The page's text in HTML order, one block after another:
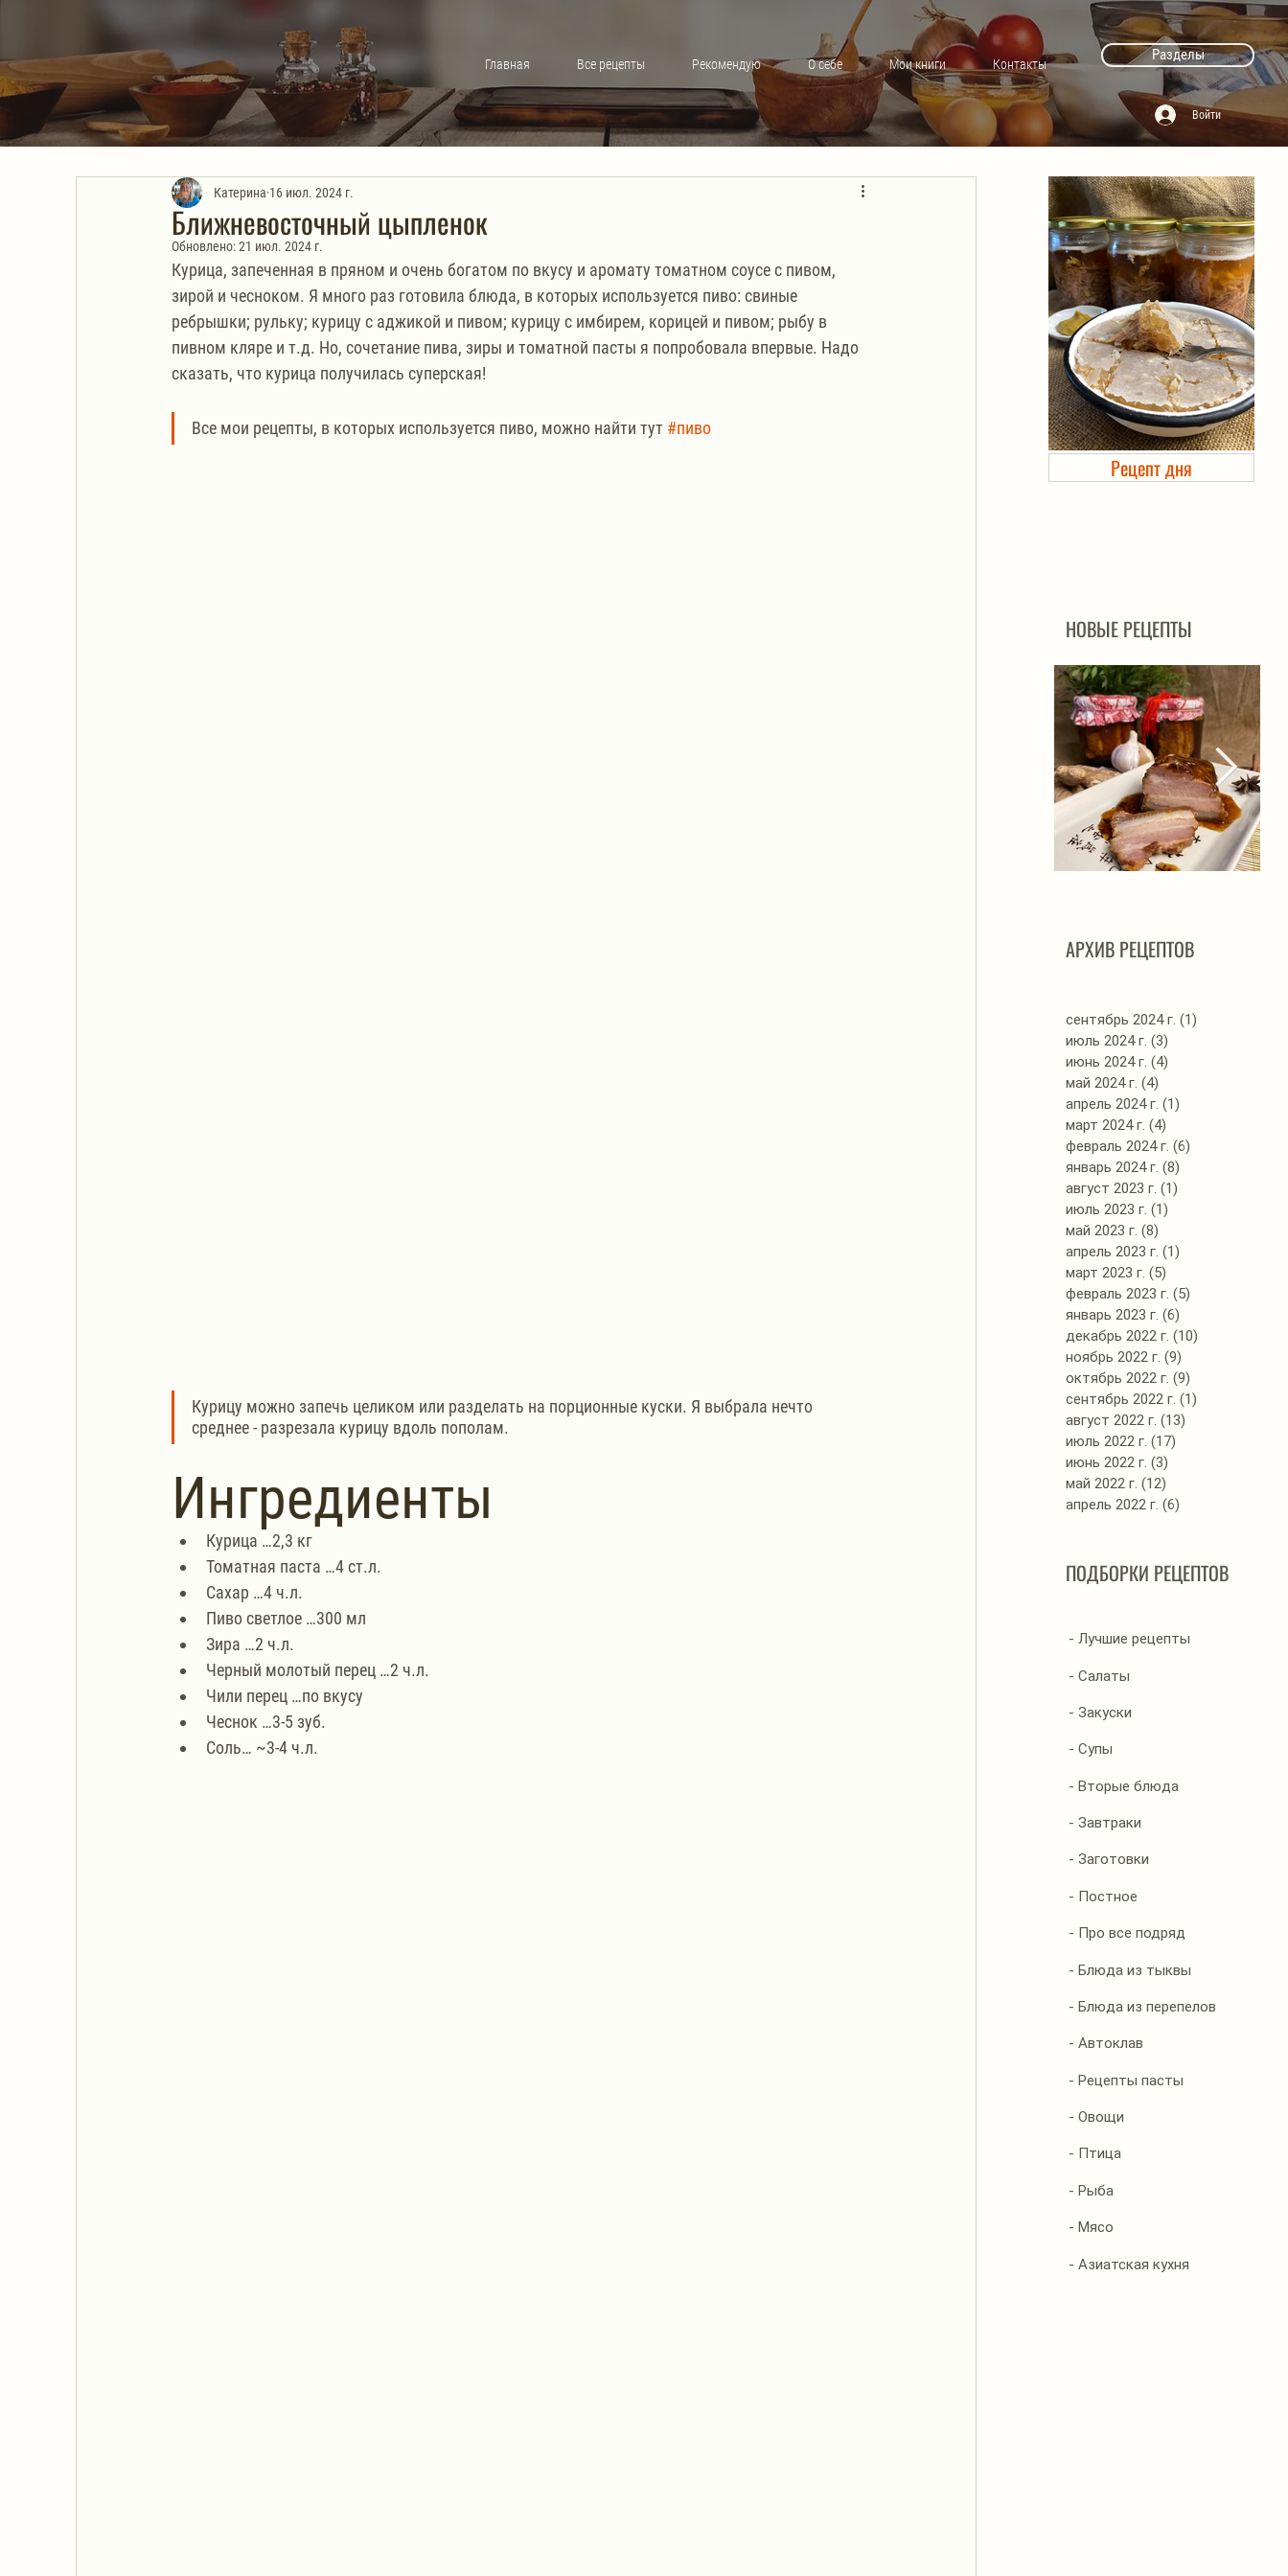
Главная Все рецепты Рекомендую О себе Мои книги Контакты
Разделы
Войти
Ближневосточный цыпленок
Катерина 16 июл. 2024 г.
Обновлено:21 июл. 2024 г.
Курица, запеченная в пряном и очень богатом по вкусу и аромату томатном соусе с пивом,
зирой и чесноком. Я много раз готовила блюда, в которых используется пиво: свиные
ребрышки; рульку; курицу с аджикой и пивом; курицу с имбирем, корицей и пивом; рыбу в
пивном кляре и т.д. Но, сочетание пива, зиры и томатной пасты я попробовала впервые. Надо
сказать, что курица получилась суперская!
Все мои рецепты, в которых используется пиво, можно найти тут #пиво
Курицу можно запечь целиком или разделать на порционные куски. Я выбрала нечто
среднее - разрезала курицу вдоль пополам.
Ингредиенты
Курица …2,3 кг
Томатная паста …4 ст.л.
Сахар …4 ч.л.
Пиво светлое …300 мл
Зира …2 ч.л.
Черный молотый перец …2 ч.л.
Чили перец …по вкусу
Чеснок …3-5 зуб.
Соль… ~3-4 ч.л.
Холодец в банке. Автоклав
Рецепт дня
НОВЫЕ РЕЦЕПТЫ
соусе
АРХИВ РЕЦЕПТОВ
сентябрь 2024 г. (1)
июль 2024 г. (3)
июнь 2024 г. (4)
май 2024 г. (4)
апрель 2024 г. (1)
март 2024 г. (4)
февраль 2024 г. (6)
январь 2024 г. (8)
август 2023 г. (1)
июль 2023 г. (1)
май 2023 г. (8)
апрель 2023 г. (1)
март 2023 г. (5)
февраль 2023 г. (5)
январь 2023 г. (6)
декабрь 2022 г. (10)
ноябрь 2022 г. (9)
октябрь 2022 г. (9)
сентябрь 2022 г. (1)
август 2022 г. (13)
июль 2022 г. (17)
июнь 2022 г. (3)
май 2022 г. (12)
апрель 2022 г. (6)
ПОДБОРКИ РЕЦЕПТОВ
- Лучшие рецепты
- Салаты
- Закуски
- Супы
- Вторые блюда
- Завтраки
- Заготовки
- Постное
- Про все подряд
- Блюда из тыквы
- Блюда из перепелов
- Автоклав
- Рецепты пасты
- Овощи
- Птица
- Рыба
- Мясо
- Азиатская кухня